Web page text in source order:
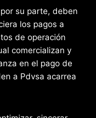
su parte, deben
los pagos a
de operación
comercializan y
en el pago de
a Pdvsa acarrea